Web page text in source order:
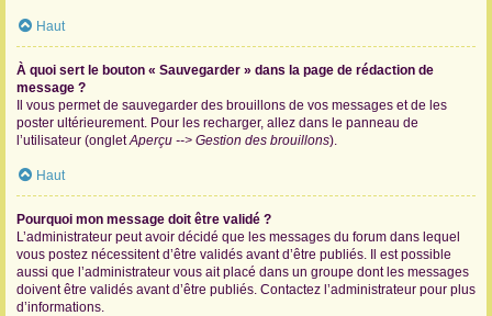
Haut
À quoi sert le bouton « Sauvegarder » dans la page de rédaction de
message ?
Il vous permet de sauvegarder des brouillons de vos messages et de les
poster ultérieurement. Pour les recharger, allez dans le panneau de
l’utilisateur (ongletAperçu --> Gestion des brouillons).
Haut
Pourquoi mon message doit être validé ?
L’administrateur peut avoir décidé que les messages du forum dans lequel
vous postez nécessitent d’être validés avant d’être publiés. Il est possible
aussi que l’administrateur vous ait placé dans un groupe dont les messages
doivent être validés avant d’être publiés. Contactez l’administrateur pour plus
d’informations.